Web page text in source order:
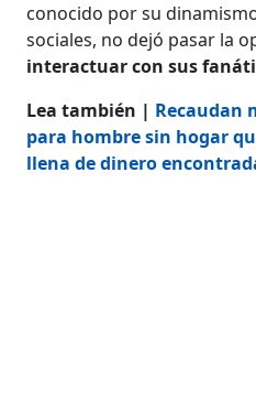
conocido por su
sociales, no dejó pasar la
interactuar con sus
Lea también | Recaudan
para hombre sin hogar
llena de dinero